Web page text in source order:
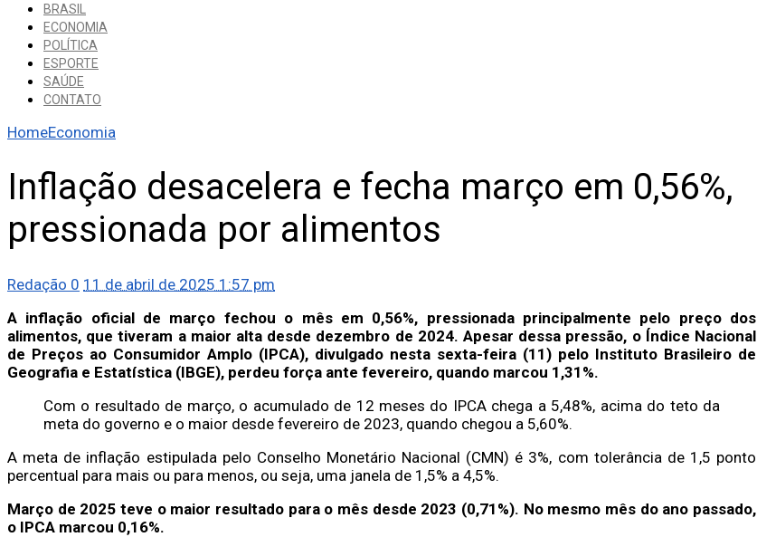
BRASIL
ECONOMIA
POLÍTICA
ESPORTE
SAÚDE
CONTATO
HomeEconomia
Inflação desacelera e fecha março em 0,56%,
pressionada por alimentos
Redação 0 11 de abril de 2025 1:57 pm
A inflação oficial de março fechou o mês em 0,56%, pressionada principalmente pelo preço dos
alimentos, que tiveram a maior alta desde dezembro de 2024. Apesar dessa pressão, o Índice Nacional
de Preços ao Consumidor Amplo (IPCA), divulgado nesta sexta-feira (11) pelo Instituto Brasileiro de
Geografia e Estatística (IBGE), perdeu força ante fevereiro, quando marcou 1,31%.
Com o resultado de março, o acumulado de 12 meses do IPCA chega a 5,48%, acima do teto da
meta do governo e o maior desde fevereiro de 2023, quando chegou a 5,60%.
A meta de inflação estipulada pelo Conselho Monetário Nacional (CMN) é 3%, com tolerância de 1,5 ponto
percentual para mais ou para menos, ou seja, uma janela de 1,5% a 4,5%.
Março de 2025 teve o maior resultado para o mês desde 2023 (0,71%). No mesmo mês do ano passado,
o IPCA marcou 0,16%.